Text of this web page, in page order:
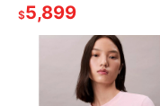
$5,899